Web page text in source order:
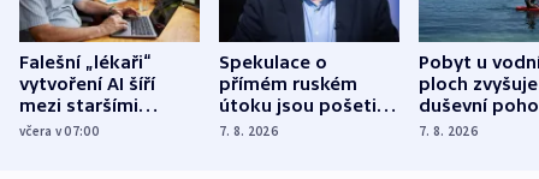
Falešní „lékaři“
vytvoření AI šíří
mezi staršími
Poláky nebezpečné
včera v 07:00
Spekulace o
přímém ruském
útoku jsou pošetilé,
míní estonský
7. 8. 2026
Pobyt u
ploch zvyšuje
duševní
ukázala
7. 8. 2026